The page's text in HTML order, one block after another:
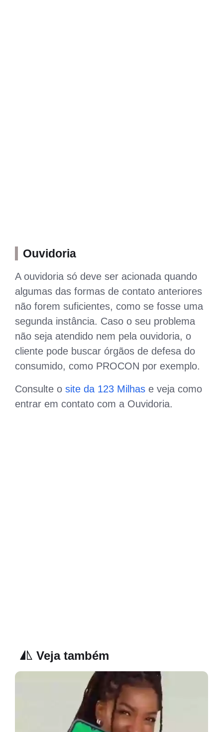
Ouvidoria
A ouvidoria só deve ser acionada quando
algumas das formas de contato anteriores
não forem suficientes, como se fosse uma
segunda instância. Caso o seu problema
não seja atendido nem pela ouvidoria, o
cliente pode buscar órgãos de defesa do
consumido, como PROCON por exemplo.
Consulte o site da 123 Milhas e veja como
entrar em contato com a Ouvidoria.
Veja também